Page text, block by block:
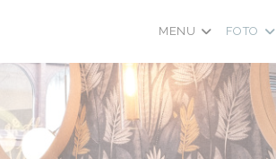
MENU FOTO